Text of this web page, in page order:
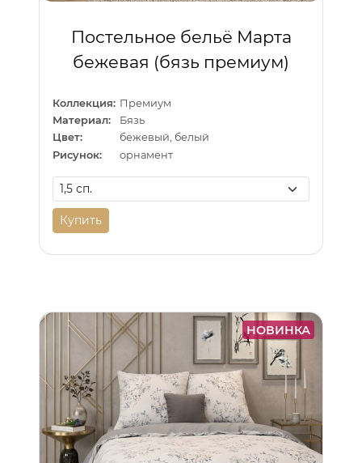
Постельное бельё Марта
бежевая (бязь премиум)
Коллекция: Премиум
Материал:
Бязь
Цвет:
бежевый, белый
Рисунок:
орнамент
Купить
НОВИНКА